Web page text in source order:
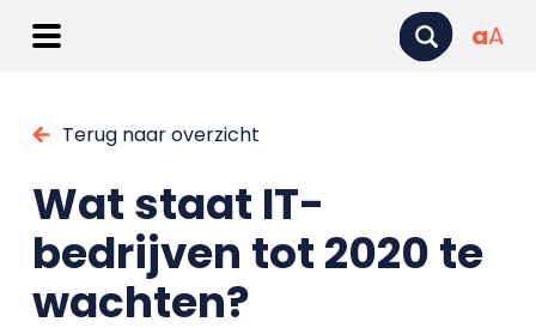
aA
Terug naar overzicht
Wat staat IT-
bedrijven tot 2020 te
wachten?